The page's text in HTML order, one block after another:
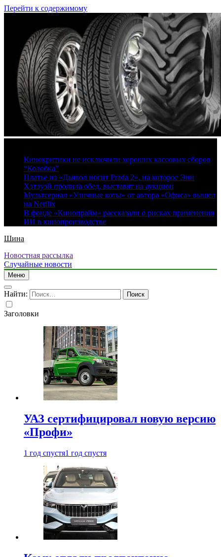
Перейти к содержимому
Кинокритики не исключили хороших кассовых сборов
“Колобка”
Платье из «Дьявол носит Prada 2», на которое Энн
Хэтэуэй пролила обед, выставят на аукцион
Мультсериал «Уличные коты» от автора «Офиса» вышел
на Netflix
В фонде «Кинопрайм» рассказали о рисках применения
ИИ в кинопроизводстве
Шина
Новостная рассылка
Случайные новости
Меню
Найти:
Заголовки
УАЗ сертифицировал новую версию
«Профи»
1 год спустя1 год спустя